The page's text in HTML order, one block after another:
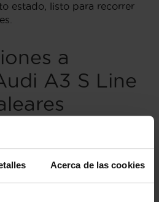
Acerca de las cookies
estado, listo para recorrer
a
A3 S Line
variantes del A3 que
Por ejemplo, el
Audi
y versatilidad. Está